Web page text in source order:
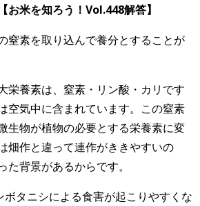
お米を知ろう！Vol.448解答】
窒素を取り込んで養分とすることが
栄養素は、窒素・リン酸・カリです
空気中に含まれています。この窒素
生物が植物の必要とする栄養素に変
畑作と違って連作がききやすいの
た背景があるからです。
タニシによる食害が起こりやすくな